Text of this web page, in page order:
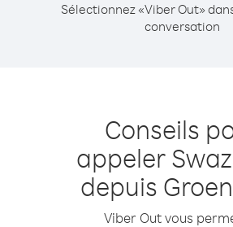
Sélectionnez «Viber Out»
conversation
Conseils
appeler
depuis
Viber Out vous